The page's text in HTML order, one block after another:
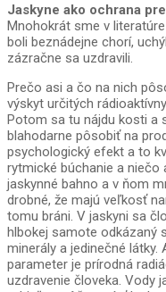
Jaskyne ako ochrana
Mnohokrát sme v
boli beznádejne chorí,
zázračne sa uzdravili.
Prečo asi a čo na nich
výskyt určitých
Potom sa tu nájdu kosti a
blahodarne pôsobiť na
psychologický efekt a to
rytmické búchanie a
jaskynné bahno a v ňom
drobné, že majú veľkosť
tomu bráni. V jaskyni sa
hlbokej samote odkázaný
minerály a jedinečné látky.
parameter je prírodná
uzdravenie človeka. Vody